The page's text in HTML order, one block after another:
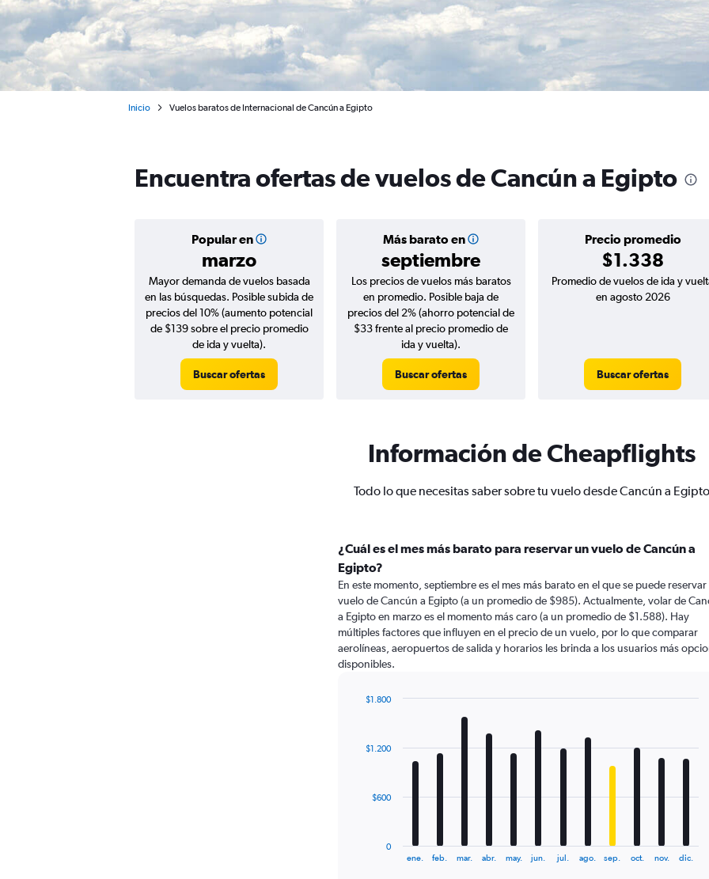
Inicio Vuelos baratos de Internacional de Cancún a Egipto
Encuentra ofertas de vuelos de Cancún a Egipto
Popular en
marzo
Más barato en
septiembre
Precio promedio
$1.338
Mayor demanda de vuelos basada
en las búsquedas. Posible subida de
precios del 10% (aumento potencial
de $139 sobre el precio promedio
de ida y vuelta).
Buscar ofertas
Los precios de vuelos más baratos
en promedio. Posible baja de
precios del 2% (ahorro potencial de
$33 frente al precio promedio de
ida y vuelta).
Buscar ofertas
Promedio de vuelos de ida y
en agosto 2026
Buscar ofertas
Información de Cheapflights
Todo lo que necesitas saber sobre tu vuelo desde Cancún a Egipto
¿Cuál es el mes más barato para reservar un vuelo de Cancún a
Egipto?
En este momento, septiembre es el mes más barato en el que se puede
vuelo de Cancún a Egipto (a un promedio de $985). Actualmente, volar de
a Egipto en marzo es el momento más caro (a un promedio de $1.588). Hay
múltiples factores que influyen en el precio de un vuelo, por lo que comparar
aerolíneas, aeropuertos de salida y horarios les brinda a los usuarios más
disponibles.
12
The
ene. feb. mar. abr. may. jun. jul. ago. sep. oct. nov. dic.
0
$600
$1.200
$1.800